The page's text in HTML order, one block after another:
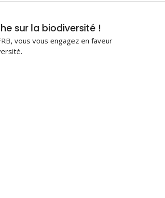
sur la biodiversité !
vous vous engagez en faveur